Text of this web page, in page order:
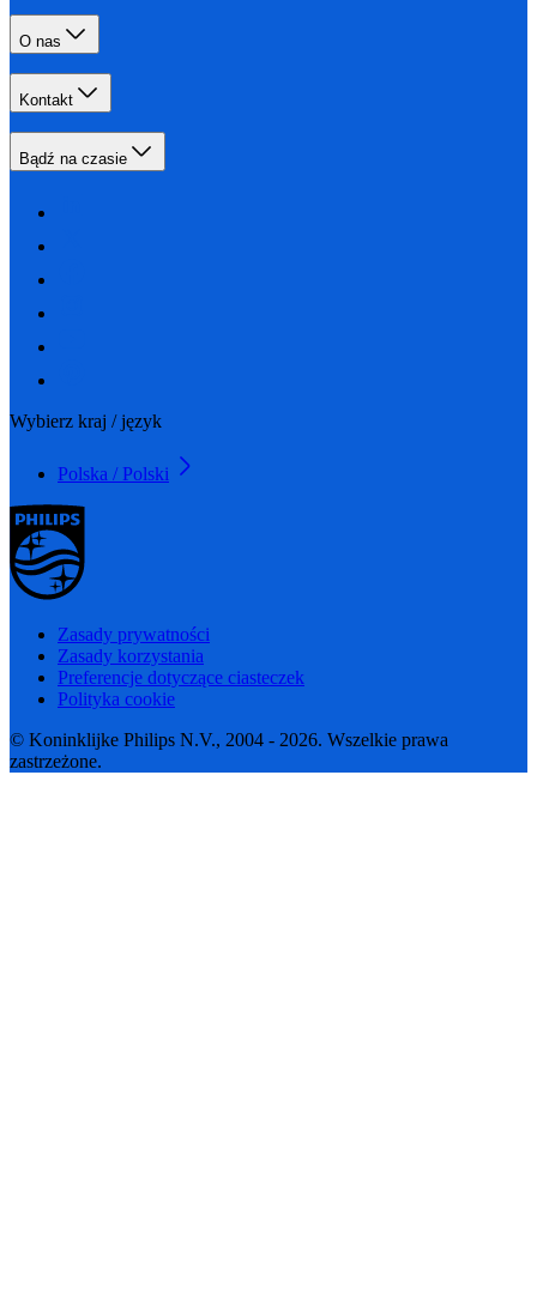
O nas
Kontakt
Bądź na czasie
Wybierz kraj / język
Polska / Polski
Zasady prywatności
Zasady korzystania
Preferencje dotyczące ciasteczek
Polityka cookie
© Koninklijke Philips N.V., 2004 - 2026. Wszelkie prawa
zastrzeżone.